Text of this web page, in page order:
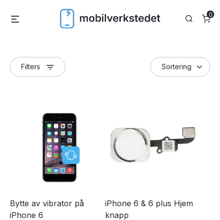
Search
0
Filters
Bytte av vibrator på
iPhone 6
iPhone 6 & 6 plus Hjem
knapp